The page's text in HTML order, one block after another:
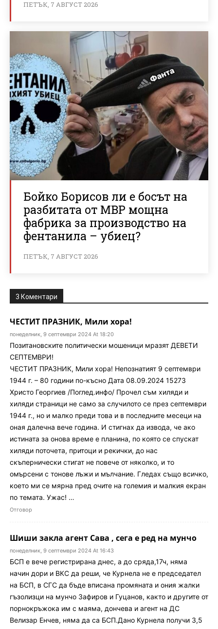
ПЕТЪК, 7 АВГУСТ 2026
Бойко Борисов ли е босът на
разбитата от МВР мощна
фабрика за производство на
фентанила – убиец?
ПЕТЪК, 7 АВГУСТ 2026
3 Коментари
ЧЕСТИТ ПРАЗНИК, Мили хора!
понеделник, 9 септември 2024 At 18:20
Позитановските политически мошеници мразят ДЕВЕТИ
СЕПТЕМВРИ!
ЧЕСТИТ ПРАЗНИК, Мили хора! Непознатият 9 септември
1944 г. – 80 години по-късно Дата 08.09.2024 15273
Христо Георгиев /Поглед.инфо/ Прочел съм хиляди и
хиляди страници не само за случилото се през септември
1944 г., но и малко преди това и в последните месеци на
оная далечна вече година. И стигнах да извода, че ако
истината за онова време е планина, по която се спускат
хиляди поточета, притоци и рекички, до нас
скъпернически стигат не повече от няколко, и то
омърсени с тонове лъжи и мълчание. Гледах също всичко,
което ми се мярна пред очите на големия и малкия екран
по темата. Ужас! …
Отговор
Шиши закла агент Сава , сега е ред на мунчо
понеделник, 9 септември 2024 At 16:43
БСП е вече регистрирана днес, а до сряда,17ч, няма
начин дори и ВКС да реши, че Курнела не е председател
на БСП, в СГС да бъде вписана промяната и ония жалки
гъзолизци на мунчо Зафиров и Гуцанов, както и другите от
порнокръжока им с маяма, дончева и агент на ДС
Велизар Енчев, няма да са БСП.Дано Курнела получи 3,5